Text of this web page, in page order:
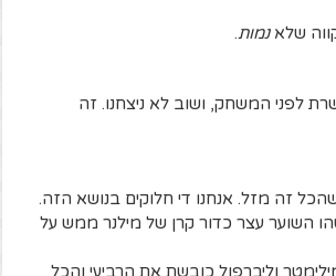
שלאנמות.
לפני המשחק, ושוב לא ניצחנו. זה
זה מזל. אנחנו די חלוקים בנושא הזה.
השוער עצר כדור קרן של מילנר ממש על
וליברפול כובשת את הרביעי והכל